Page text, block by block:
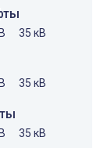
35 кВ
35 кВ
35 кВ